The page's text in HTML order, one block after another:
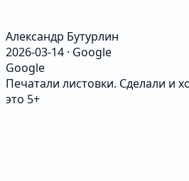
Александр Бутурлин
2026-03-14 · Google
Google
Печатали листовки. Сделали и
это 5+